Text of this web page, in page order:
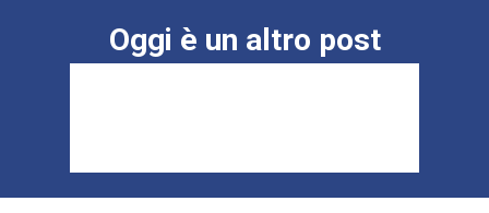
Oggi è un altro post